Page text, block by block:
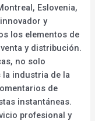
Eslovenia,
y
los elementos de
y distribución.
no solo
la industria de la
de
instantáneas.
profesional y